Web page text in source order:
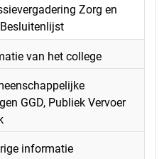
Zorg en
van het college
GGD, Publiek Vervoer
informatie